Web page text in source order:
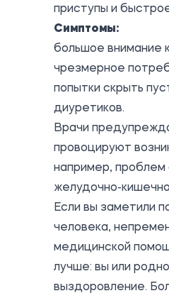
приступы и
Симптомы:
большое внимание
чрезмерное
попытки скрыть
диуретиков.
Врачи
провоцируют
например,
желудочно-
Если вы заметили
человека,
медицинской
лучше: вы или
выздоровление.